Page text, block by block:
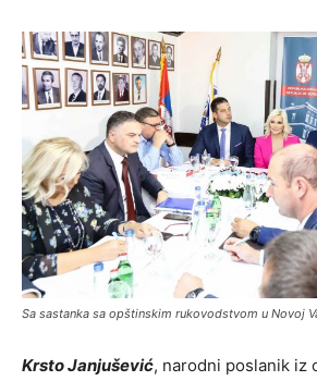
Sa sastanka sa opštinskim rukovodstvom u Novoj
Krsto Janjušević, narodni poslanik iz